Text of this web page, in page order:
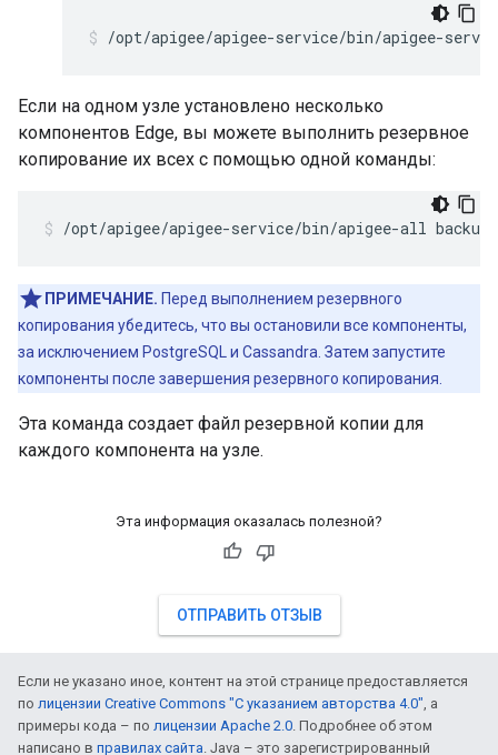
/opt/apigee/apigee-service/bin/apigee-
Если на одном узле установлено несколько
компонентов Edge, вы можете выполнить резервное
копирование их всех с помощью одной команды:
/opt/apigee/apigee-service/bin/apigee-all backup
ПРИМЕЧАНИЕ. Перед выполнением резервного
копирования убедитесь, что вы остановили все компоненты,
за исключением PostgreSQL и Cassandra. Затем запустите
компоненты после завершения резервного копирования.
Эта команда создает файл резервной копии для
каждого компонента на узле.
Эта информация оказалась полезной?
ОТПРАВИТЬ ОТЗЫВ
Если не указано иное, контент на этой странице предоставляется
по лицензии Creative Commons "С указанием авторства 4.0", а
примеры кода – по лицензии Apache 2.0. Подробнее об этом
написано в правилах сайта. Java – это зарегистрированный